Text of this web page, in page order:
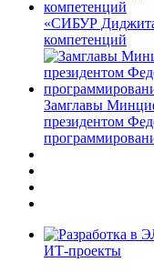
«СИБУР
компетенций
Замглавы
президентом
ИТ-проекты